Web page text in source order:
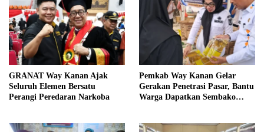
GRANAT Way Kanan Ajak
Seluruh Elemen Bersatu
Perangi Peredaran Narkoba
Pemkab Way Kanan Gelar
Gerakan Penetrasi Pasar, Bantu
Warga Dapatkan Sembako